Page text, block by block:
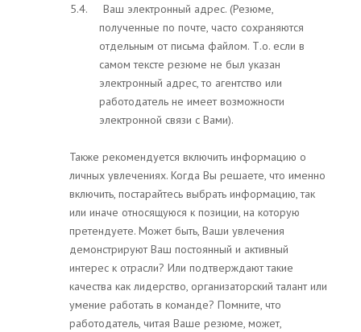
5.4. Ваш электронный адрес. (Резюме,
полученные по почте, часто сохраняются
отдельным от письма файлом. Т.о. если в
самом тексте резюме не был указан
электронный адрес, то агентство или
работодатель не имеет возможности
электронной связи с Вами).
Также рекомендуется включить информацию о
личных увлечениях. Когда Вы решаете, что именно
включить, постарайтесь выбрать информацию, так
или иначе относящуюся к позиции, на которую
претендуете. Может быть, Ваши увлечения
демонстрируют Ваш постоянный и активный
интерес к отрасли? Или подтверждают такие
качества как лидерство, организаторский талант или
умение работать в команде? Помните, что
работодатель, читая Ваше резюме, может,